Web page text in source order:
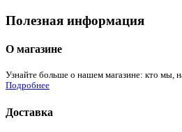
Полезная информация
О магазине
Узнайте больше о нашем магазине: кто мы,
Подробнее
Доставка